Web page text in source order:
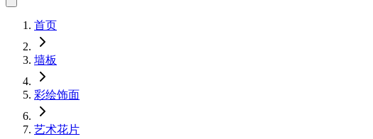
首页
墙板
彩绘饰面
艺术花片